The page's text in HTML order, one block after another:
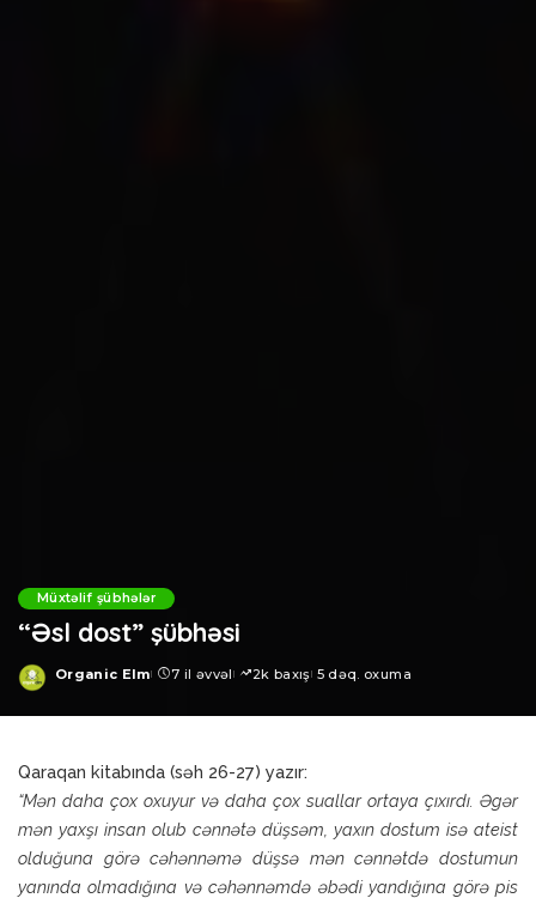
Müxtəlif şübhələr
“Əsl dost” şübhəsi
Posted
Organic Elm 7 il əvvəl 2k baxış 5 dəq. oxuma
Qaraqan kitabında (səh 26-27) yazır:
“Mən daha çox oxuyur və daha çox suallar ortaya çıxırdı. Əgər
mən yaxşı insan olub cənnətə düşsəm, yaxın dostum isə ateist
olduğuna görə cəhənnəmə düşsə mən cənnətdə dostumun
yanında olmadığına və cəhənnəmdə əbədi yandığına görə pis